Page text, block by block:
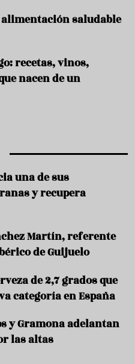
alimentación saludable
recetas, vinos,
nacen de un
una de sus
y recupera
Martín, referente
de Guijuelo
de 2,7 grados que
categoría en España
y Gramona adelantan
las altas